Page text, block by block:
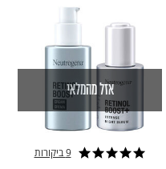
אזל מהמלאי
5.0 star rating 9 ביקורות